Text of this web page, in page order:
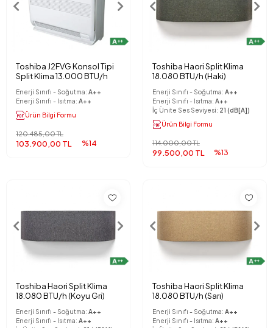
Toshiba J2FVG Konsol Tipi
Split Klima 13.000 BTU/h
Enerji Sınıfı - Soğutma: A++
Enerji Sınıfı - Isıtma: A++
Ürün Bilgi Formu
103.900,00 TL
120.485,00 TL
%14
Toshiba Haori Split Klima
18.080 BTU/h (Haki)
Enerji Sınıfı - Soğutma: A++
Enerji Sınıfı - Isıtma: A++
İç Ünite Ses Seviyesi: 21 (dB[A])
Ürün Bilgi Formu
99.500,00 TL
114.000,00 TL
%13
Toshiba Haori Split Klima
18.080 BTU/h (Koyu Gri)
Enerji Sınıfı - Soğutma: A++
Enerji Sınıfı - Isıtma: A++
Toshiba Haori Split Klima
18.080 BTU/h (Sarı)
Enerji Sınıfı - Soğutma: A++
Enerji Sınıfı - Isıtma: A++